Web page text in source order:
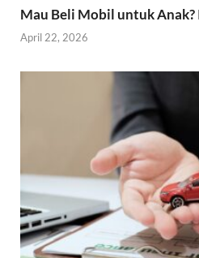
Mau Beli Mobil untuk
April 22, 2026